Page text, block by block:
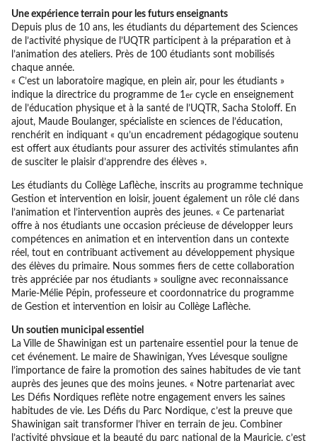
Une expérience terrain pour les futurs enseignants
Depuis plus de 10 ans, les étudiants du département des Sciences
de l’activité physique de l’UQTR participent à la préparation et à
l’animation des ateliers. Près de 100 étudiants sont mobilisés
chaque année.
« C’est un laboratoire magique, en plein air, pour les étudiants »
indique la directrice du programme de 1 ercycle en enseignement
de l’éducation physique et à la santé de l’UQTR, Sacha Stoloff. En
ajout, Maude Boulanger, spécialiste en sciences de l’éducation,
renchérit en indiquant « qu’un encadrement pédagogique soutenu
est offert aux étudiants pour assurer des activités stimulantes afin
de susciter le plaisir d’apprendre des élèves ».
Les étudiants du Collège Laflèche, inscrits au programme technique
Gestion et intervention en loisir, jouent également un rôle clé dans
l’animation et l’intervention auprès des jeunes. « Ce partenariat
offre à nos étudiants une occasion précieuse de développer leurs
compétences en animation et en intervention dans un contexte
réel, tout en contribuant activement au développement physique
des élèves du primaire. Nous sommes fiers de cette collaboration
très appréciée par nos étudiants » souligne avec reconnaissance
Marie-Mélie Pépin, professeure et coordonnatrice du programme
de Gestion et intervention en loisir au Collège Laflèche.
Un soutien municipal essentiel
La Ville de Shawinigan est un partenaire essentiel pour la tenue de
cet événement. Le maire de Shawinigan, Yves Lévesque souligne
l’importance de faire la promotion des saines habitudes de vie tant
auprès des jeunes que des moins jeunes. « Notre partenariat avec
Les Défis Nordiques reflète notre engagement envers les saines
habitudes de vie. Les Défis du Parc Nordique, c’est la preuve que
Shawinigan sait transformer l’hiver en terrain de jeu. Combiner
l’activité physique et la beauté du parc national de la Mauricie, c’est